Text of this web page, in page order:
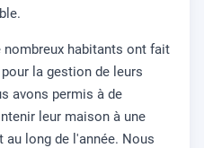
nombreux habitants ont fait
la gestion de leurs
avons permis à de
leur maison à une
long de l'année. Nous